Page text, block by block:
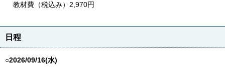
教材費（税込み）2,970円
日程
○2026/09/16(水)